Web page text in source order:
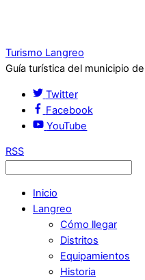
Turismo Langreo
Guía turística del municipio
Twitter
Facebook
YouTube
RSS
Inicio
Langreo
Cómo llegar
Distritos
Equipamientos
Historia